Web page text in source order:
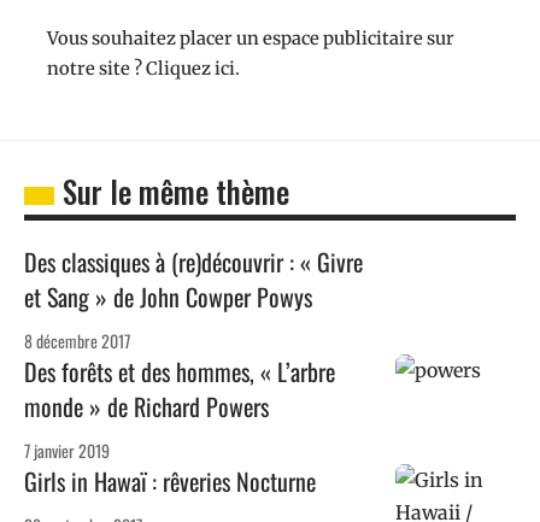
Vous souhaitez placer un espace publicitaire sur
notre site ? Cliquez ici.
Sur le même thème
Des classiques à (re)découvrir : « Givre
et Sang » de John Cowper Powys
8 décembre 2017
Des forêts et des hommes, « L’arbre
monde » de Richard Powers
7 janvier 2019
Girls in Hawaï : rêveries Nocturne